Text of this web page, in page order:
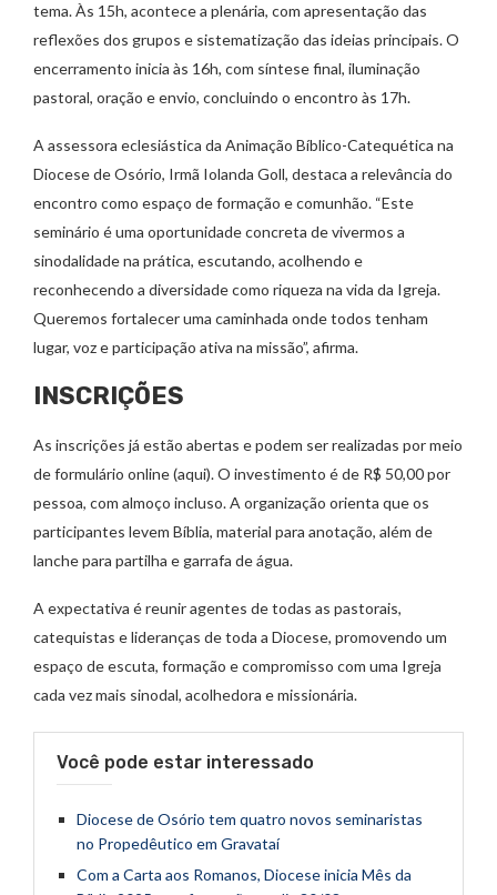
tema. Às 15h, acontece a plenária, com apresentação das
reflexões dos grupos e sistematização das ideias principais. O
encerramento inicia às 16h, com síntese final, iluminação
pastoral, oração e envio, concluindo o encontro às 17h.
A assessora eclesiástica da Animação Bíblico-Catequética na
Diocese de Osório, Irmã Iolanda Goll, destaca a relevância do
encontro como espaço de formação e comunhão. “Este
seminário é uma oportunidade concreta de vivermos a
sinodalidade na prática, escutando, acolhendo e
reconhecendo a diversidade como riqueza na vida da Igreja.
Queremos fortalecer uma caminhada onde todos tenham
lugar, voz e participação ativa na missão”, afirma.
INSCRIÇÕES
As inscrições já estão abertas e podem ser realizadas por meio
de formulário online (aqui). O investimento é de R$ 50,00 por
pessoa, com almoço incluso. A organização orienta que os
participantes levem Bíblia, material para anotação, além de
lanche para partilha e garrafa de água.
A expectativa é reunir agentes de todas as pastorais,
catequistas e lideranças de toda a Diocese, promovendo um
espaço de escuta, formação e compromisso com uma Igreja
cada vez mais sinodal, acolhedora e missionária.
Você pode estar interessado
Diocese de Osório tem quatro novos seminaristas
no Propedêutico em Gravataí
Com a Carta aos Romanos, Diocese inicia Mês da